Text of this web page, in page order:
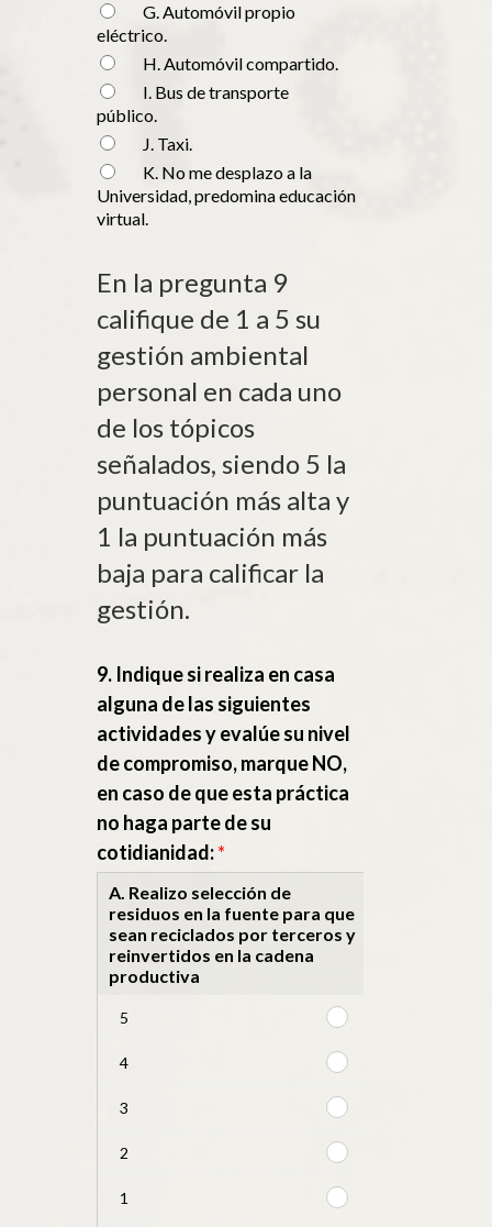
G. Automóvil propio
eléctrico.
H. Automóvil compartido.
I. Bus de transporte
público.
J. Taxi.
K. No me desplazo a la
Universidad, predomina educación
virtual.
En la pregunta 9
califique de 1 a 5 su
gestión ambiental
personal en cada uno
de los tópicos
señalados, siendo 5 la
puntuación más alta y
1 la puntuación más
baja para calificar la
gestión.
9. Indique si realiza en casa
alguna de las siguientes
actividades y evalúe su nivel
de compromiso, marque NO,
en caso de que esta práctica
no haga parte de su
cotidianidad:*
A. Realizo selección de
residuos en la fuente para que
sean reciclados por terceros y
reinvertidos en la cadena
productiva
5
A.
selección
residuos
en
la
fuente
para
que
4
A.
selección
residuos
en
la
fuente
3
A.
selección
residuos
en
2
A.
selección
1
A.